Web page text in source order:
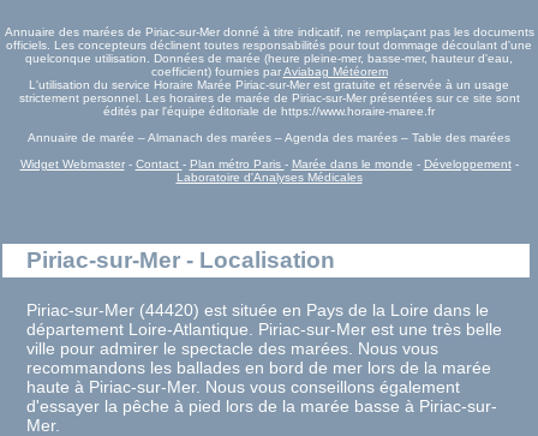
Annuaire des marées de Piriac-sur-Mer donné à titre indicatif, ne remplaçant pas les documents
officiels. Les concepteurs déclinent toutes responsabilités pour tout dommage découlant d'une
quelconque utilisation. Données de marée (heure pleine-mer, basse-mer, hauteur d'eau,
coefficient) fournies parAviabag Météorem
L'utilisation du service Horaire Marée Piriac-sur-Mer est gratuite et réservée à un usage
strictement personnel. Les horaires de marée de Piriac-sur-Mer présentées sur ce site sont
édités par l'équipe éditoriale de https://www.horaire-maree.fr
Annuaire de marée – Almanach des marées – Agenda des marées – Table des marées
Widget Webmaster- Contact - Plan métro Paris - Marée dans le monde - Développement-
Laboratoire d'Analyses Médicales
Piriac-sur-Mer - Localisation
Piriac-sur-Mer (44420) est située en Pays de la Loire dans le
département Loire-Atlantique. Piriac-sur-Mer est une très belle
ville pour admirer le spectacle des marées. Nous vous
recommandons les ballades en bord de mer lors de la marée
haute à Piriac-sur-Mer. Nous vous conseillons également
d'essayer la pêche à pied lors de la marée basse à Piriac-sur-
Mer.